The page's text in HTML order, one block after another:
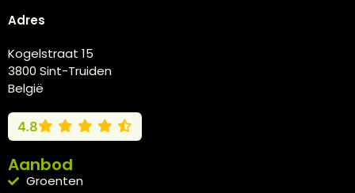
Adres
Kogelstraat 15
3800 Sint-Truiden
België
4.8
Aanbod
Groenten